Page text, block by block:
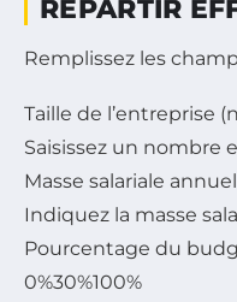
RÉPARTIR
Remplissez les
Taille de l’entreprise
Saisissez un nombre
Masse salariale
Indiquez la masse
Pourcentage du
0%30%100%